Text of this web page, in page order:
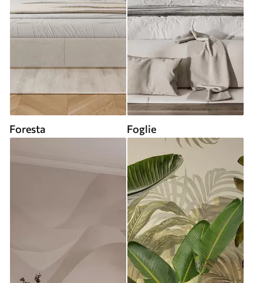
Foresta Foglie